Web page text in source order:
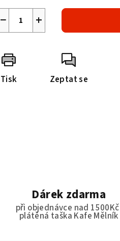
+
−
Tisk Zeptat se
Dárek zdarma
při objednávce nad
plátěná taška Kafe Mělník